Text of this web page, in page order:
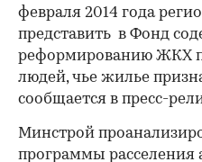
февраля 2014 года
представить в Фонд
реформированию ЖКХ
людей, чье жилье
сообщается в пресс-
Минстрой
программы расселения